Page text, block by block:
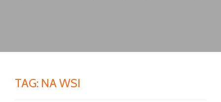
TAG: NA WSI